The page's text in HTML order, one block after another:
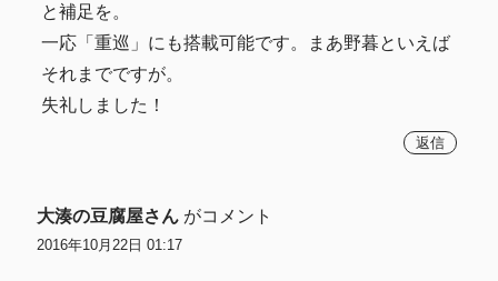
と補足を。
一応「重巡」にも搭載可能です。まあ野暮といえば
それまでですが。
失礼しました！
返信
大湊の豆腐屋さん がコメント
2016年10月22日 01:17